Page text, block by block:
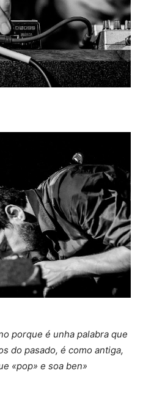
porque é unha palabra que
do pasado, é como antiga,
«pop» e soa ben»